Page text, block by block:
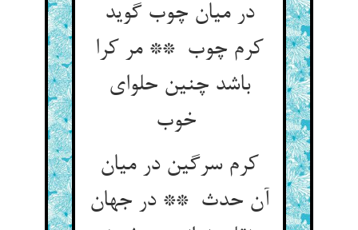
در میان چوب گوید
کرم چوب ** مر کرا
باشد چنین حلوای
کرم سرگین در میان
آن حدث ** در جهان